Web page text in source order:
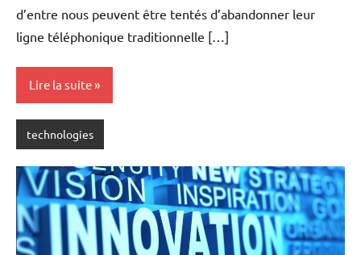
d’entre nous peuvent être tentés d’abandonner leur
ligne téléphonique traditionnelle […]
Lire la suite
technologies